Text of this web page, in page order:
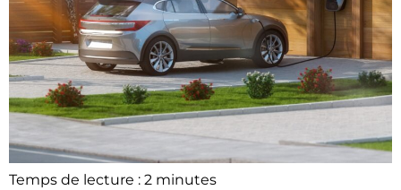
Temps de lecture : 2 minutes